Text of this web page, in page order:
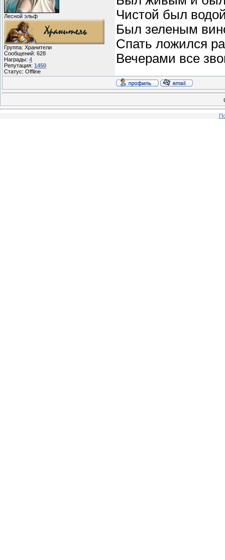
Лесной эльф
Группа: Хранители
Сообщений: 628
Награды: 4
Репутация: 1450
Статус: Offline
Чистой был
Был зеленым
Спать ложился
Вечерами все